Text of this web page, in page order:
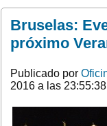
Bruselas:
próximo
Publicado por
2016 a las